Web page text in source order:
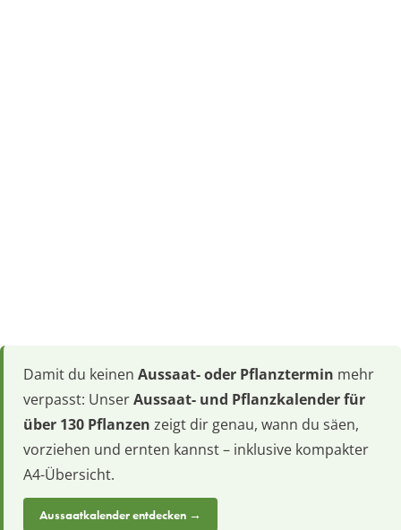
Damit du keinen Aussaat- oder Pflanztermin mehr
verpasst: UnserAussaat- und Pflanzkalender für
über 130 Pflanzen zeigt dir genau, wann du säen,
vorziehen und ernten kannst – inklusive kompakter
A4-Übersicht.
Aussaatkalender entdecken →